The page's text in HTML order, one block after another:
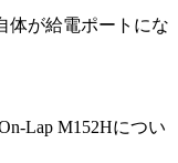
体が給電ポートにな
Lap M152Hについ